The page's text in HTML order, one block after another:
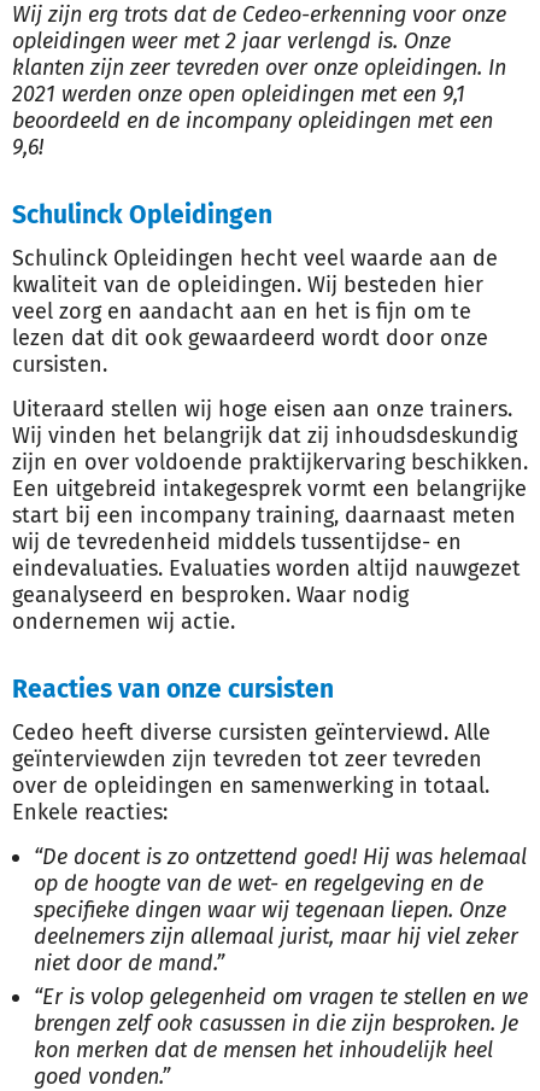
Wij zijn erg trots dat de Cedeo-erkenning voor onze
opleidingen weer met 2 jaar verlengd is. Onze
klanten zijn zeer tevreden over onze opleidingen. In
2021 werden onze open opleidingen met een 9,1
beoordeeld en de incompany opleidingen met een
9,6!
Schulinck Opleidingen
Schulinck Opleidingen hecht veel waarde aan de
kwaliteit van de opleidingen. Wij besteden hier
veel zorg en aandacht aan en het is fijn om te
lezen dat dit ook gewaardeerd wordt door onze
cursisten.
Uiteraard stellen wij hoge eisen aan onze trainers.
Wij vinden het belangrijk dat zij inhoudsdeskundig
zijn en over voldoende praktijkervaring beschikken.
Een uitgebreid intakegesprek vormt een belangrijke
start bij een incompany training, daarnaast meten
wij de tevredenheid middels tussentijdse- en
eindevaluaties. Evaluaties worden altijd nauwgezet
geanalyseerd en besproken. Waar nodig
ondernemen wij actie.
Reacties van onze cursisten
Cedeo heeft diverse cursisten geïnterviewd. Alle
geïnterviewden zijn tevreden tot zeer tevreden
over de opleidingen en samenwerking in totaal.
Enkele reacties:
“De docent is zo ontzettend goed! Hij was helemaal
op de hoogte van de wet- en regelgeving en de
specifieke dingen waar wij tegenaan liepen. Onze
deelnemers zijn allemaal jurist, maar hij viel zeker
niet door de mand.”
“Er is volop gelegenheid om vragen te stellen en we
brengen zelf ook casussen in die zijn besproken. Je
kon merken dat de mensen het inhoudelijk heel
goed vonden.”